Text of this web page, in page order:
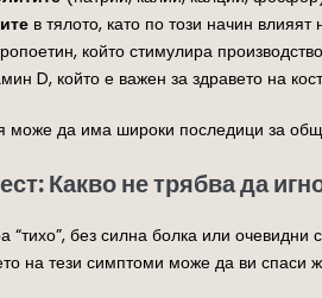
в тялото, като по този начин влияят
който стимулира
D, който е важен за здравето на
може да има широки последици за
Какво не трябва да
“тихо”, без силна болка или
на тези симптоми може да ви спаси